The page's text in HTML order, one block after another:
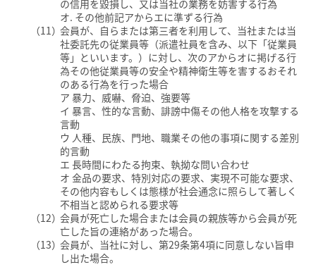
の信用を毀損し、又は当社の業務を妨害する行為
オ. その他前記アからエに準ずる行為
会員が、自らまたは第三者を利用して、当社または当
社委託先の従業員等（派遣社員を含み、以下「従業員
等」といいます。）に対し、次のアからオに掲げる行
為その他従業員等の安全や精神衛生等を害するおそれ
のある行為を行った場合
ア 暴力、威嚇、脅迫、強要等
イ 暴言、性的な言動、誹謗中傷その他人格を攻撃する
言動
ウ 人種、民族、門地、職業その他の事項に関する差別
的言動
エ 長時間にわたる拘束、執拗な問い合わせ
オ 金品の要求、特別対応の要求、実現不可能な要求、
その他内容もしくは態様が社会通念に照らして著しく
不相当と認められる要求等
会員が死亡した場合または会員の親族等から会員が死
亡した旨の連絡があった場合。
会員が、当社に対し、第29条第4項に同意しない旨申
し出た場合。